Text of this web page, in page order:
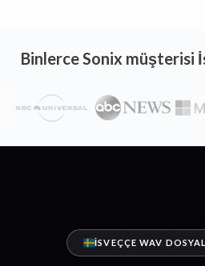
Binlerce Sonix müşterisi
İSVEÇÇE WAV